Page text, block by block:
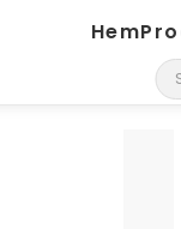
Hem